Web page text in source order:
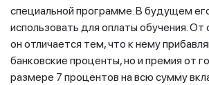
специальной программе. В будущем
использовать для оплаты обучения. От
он отличается тем, что к нему
банковские проценты, но и премия от
размере 7 процентов на всю сумму